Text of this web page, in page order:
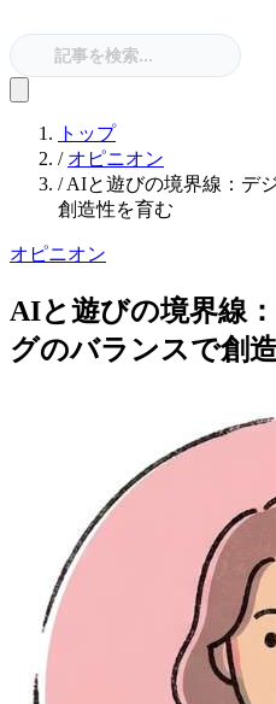
トップ
/ オピニオン
/ AIと遊びの境界線：デ
創造性を育む
オピニオン
AIと遊びの境界線
グのバランスで創